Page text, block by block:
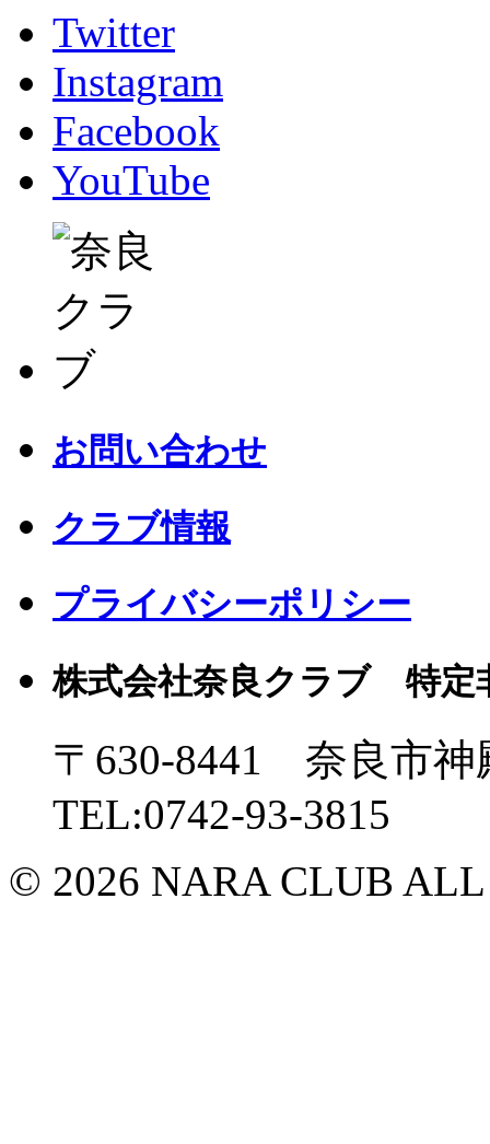
Twitter
Instagram
Facebook
YouTube
お問い合わせ
クラブ情報
プライバシーポリシー
株式会社奈良クラブ 特定
〒630-8441 奈良市
TEL:0742-93-3815
© 2026 NARA CLUB ALL